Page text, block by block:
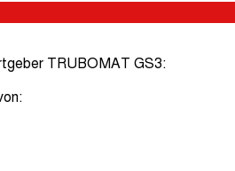
TRUBOMAT GS3: